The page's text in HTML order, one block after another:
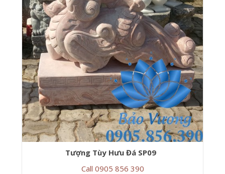
Tượng Tùy Hưu Đá SP09
Call 0905 856 390